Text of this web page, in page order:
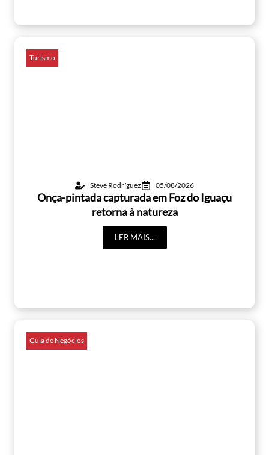
Turismo
Steve Rodríguez 05/08/2026
Onça-pintada capturada em Foz do Iguaçu
retorna à natureza
LER MAIS...
Guia de Negócios